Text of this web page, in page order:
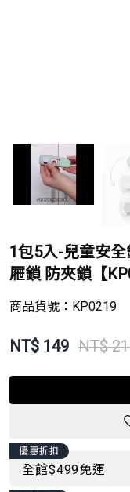
1包5入-兒童安
屜鎖 防夾鎖【
商品貨號： KP0219
NT$ 149 NT$
優惠折扣
全館$499免運